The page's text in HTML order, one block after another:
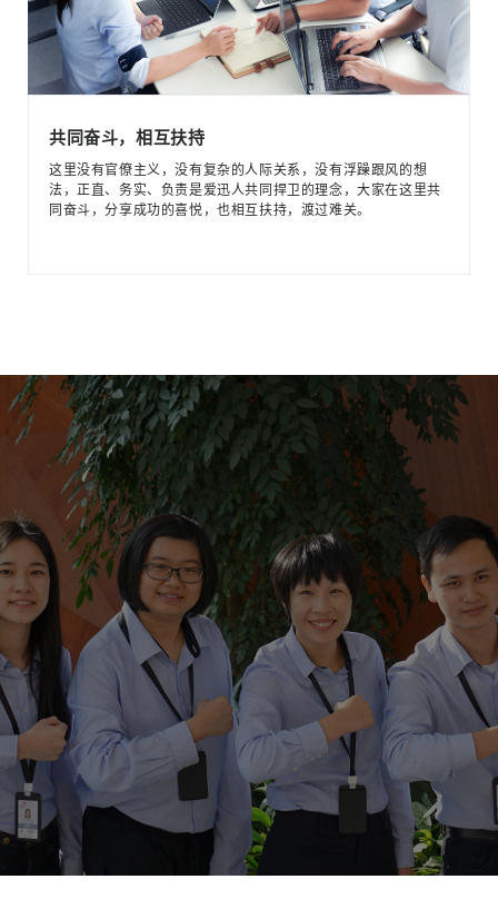
共同奋斗，相互扶持
这里没有官僚主义，没有复杂的人际关系，没有浮躁跟风的想
法，正直、务实、负责是爱迅人共同捍卫的理念，大家在这里共
同奋斗，分享成功的喜悦，也相互扶持，渡过难关。